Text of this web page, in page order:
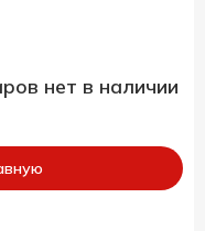
нет в наличии